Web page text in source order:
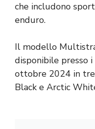
che includono
enduro.
Il modello
disponibile presso
ottobre 2024 in tre
Black e Arctic